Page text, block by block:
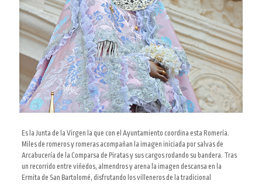
Es la Junta de la Virgen la que con el Ayuntamiento coordina esta Romería.
Miles de romeros y romeras acompañan la imagen iniciada por salvas de
Arcabucería de la Comparsa de Piratas y sus cargos rodando su bandera. Tras
un recorrido entre viñedos, almendros y arena la imagen descansa en la
Ermita de San Bartolomé, disfrutando los villeneros de la tradicional